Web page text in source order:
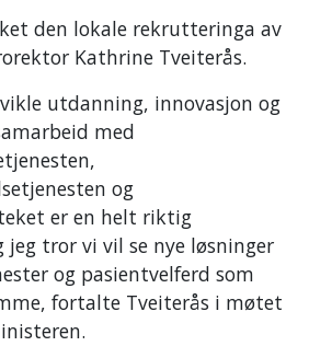
den lokale rekrutteringa av
Kathrine Tveiterås.
utdanning, innovasjon og
med
og
er en helt riktig
tror vi vil se nye løsninger
og pasientvelferd som
fortalte Tveiterås i møtet